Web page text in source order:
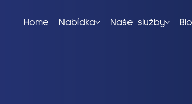
Home Nabídka Naše služby